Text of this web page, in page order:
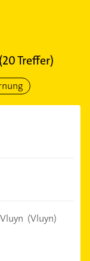
(20Treffer)
(Vluyn)